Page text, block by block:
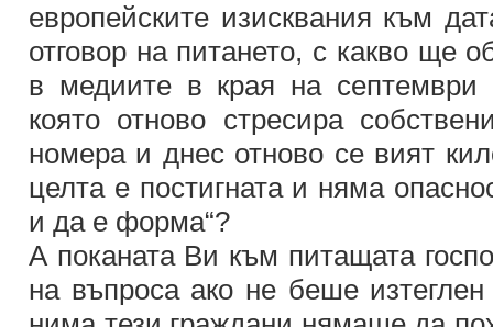
европейските изисквания към
отговор на питането, с какво ще
в медиите в края на септември
която отново стресира
номера и днес отново се вият
целта е постигната и няма
и да е форма“?
А поканата Ви към питащата
на въпроса ако не беше